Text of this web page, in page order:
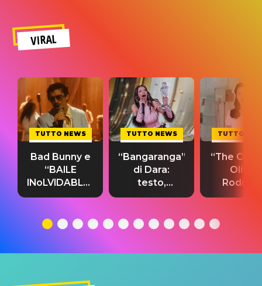
VIRAL
TUTTO NEWS
Bad Bunny e
“BAILE
INoLVIDABLE”:
testo,
significato
TUTTO NEWS
“Bangaranga”
di Dara:
testo,
traduzione e
del singolo
TUTTO
“The
Olivia
testo,